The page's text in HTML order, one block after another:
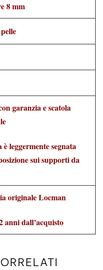
8 mm
garanzia e scatola
è leggermente segnata
sui supporti da
originale Locman
anni dall’acquisto